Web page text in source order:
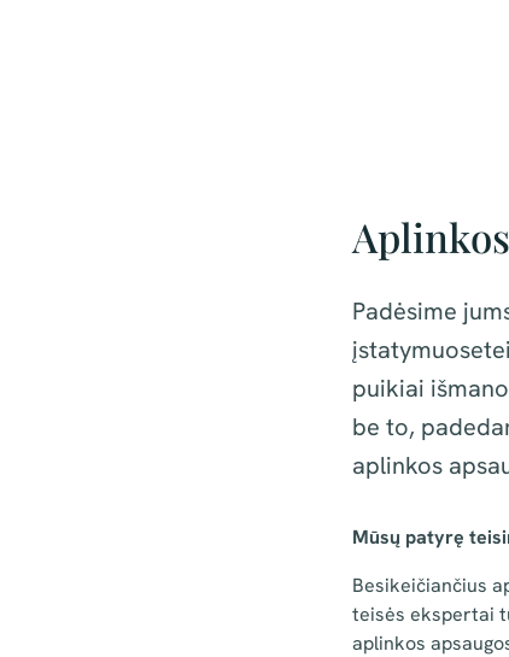
Padėsime
puikiai
be to,
aplinkos
Mūsų patyrę
Besikeičiančius
teisės ekspertai
aplinkos